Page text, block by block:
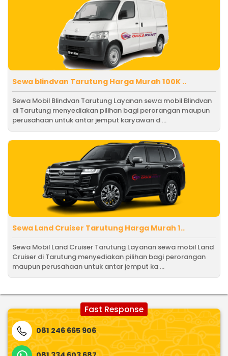
Sewa blindvan Tarutung Harga Murah 100K ..
Sewa Mobil Blindvan Tarutung Layanan sewa mobil Blindvan
di Tarutung menyediakan pilihan bagi perorangan maupun
perusahaan untuk antar jemput karyawan d ...
Sewa Land Cruiser Tarutung Harga Murah 1..
Sewa Mobil Land Cruiser Tarutung Layanan sewa mobil Land
Cruiser di Tarutung menyediakan pilihan bagi perorangan
maupun perusahaan untuk antar jemput ka ...
Fast Response
081 246 665 906